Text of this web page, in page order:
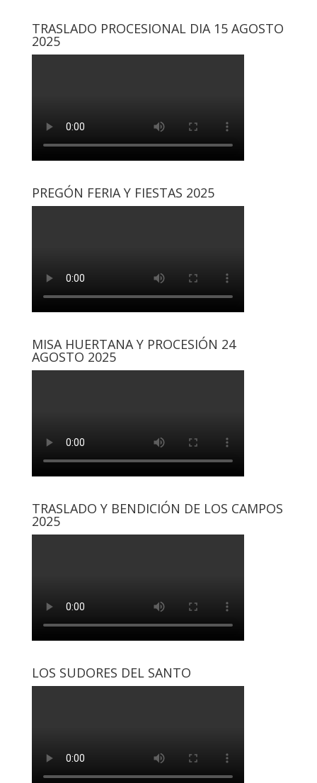
TRASLADO PROCESIONAL DIA 15 AGOSTO
2025
PREGÓN FERIA Y FIESTAS 2025
MISA HUERTANA Y PROCESIÓN 24
AGOSTO 2025
TRASLADO Y BENDICIÓN DE LOS CAMPOS
2025
LOS SUDORES DEL SANTO